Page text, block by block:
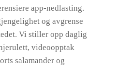
app-nedlasting.
og avgrense
Vi stiller opp daglig
videoopptak
salamander og